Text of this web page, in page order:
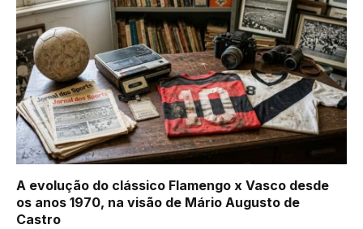
A evolução do clássico Flamengo x Vasco desde
os anos 1970, na visão de Mário Augusto de
Castro